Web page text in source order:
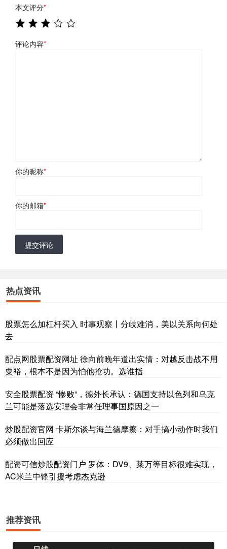
本文评分*
评论内容*
你的昵称*
你的邮箱*
提交评论
热点资讯
股票怎么加杠杆买入 时事观察丨分歧难消，美以关系向何处
去
配点网股票配资网址 徐向前晚年道出实情：对越反击战不用
粟裕，根本不是因为怕他抢功。选谁指
安全股票配资 “惨败”，德外长承认：德国支持以色列和乌克
兰可能是落选安理会非常任理事国原因之一
炒股配资官网 卡斯尔谈与海兰德摩擦：对手搞小动作时我们
必须做出回应
配资可信炒股配资门户 罗体：DV9、莱万等目标很难实现，
AC米兰中锋引援考虑杰克逊
推荐资讯